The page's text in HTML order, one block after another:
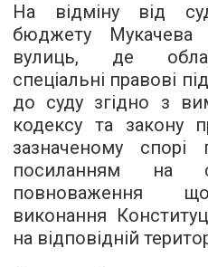
На відміну від
бюджету Мукачева
вулиць, де
спеціальні правові
до суду згідно з
кодексу та закону
зазначеному спорі
посиланням на
повноваження
виконання
на відповідній